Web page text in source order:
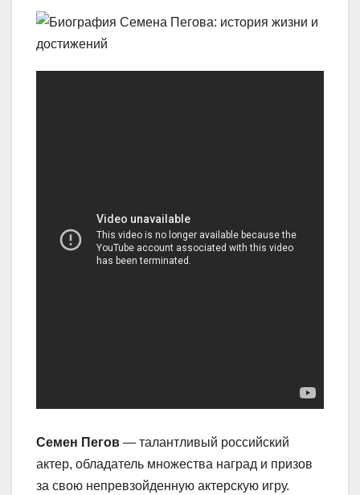
Семен Пегов — талантливый российский
актер, обладатель множества наград и призов
за свою непревзойденную актерскую игру.